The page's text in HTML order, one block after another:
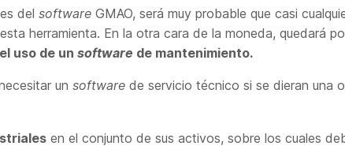
del software GMAO, será muy probable que casi
herramienta. En la otra cara de la moneda, quedará
uso de un software de mantenimiento.
un software de servicio técnico si se dieran una o
en el conjunto de sus activos, sobre los cuales